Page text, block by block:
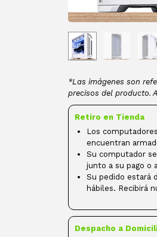
*Las imágenes son
precisos del producto.
Retiro en Tienda
Los
encuentran
Su computador
junto a su pago o
Su pedido estará
hábiles. Recibirá
Despacho a